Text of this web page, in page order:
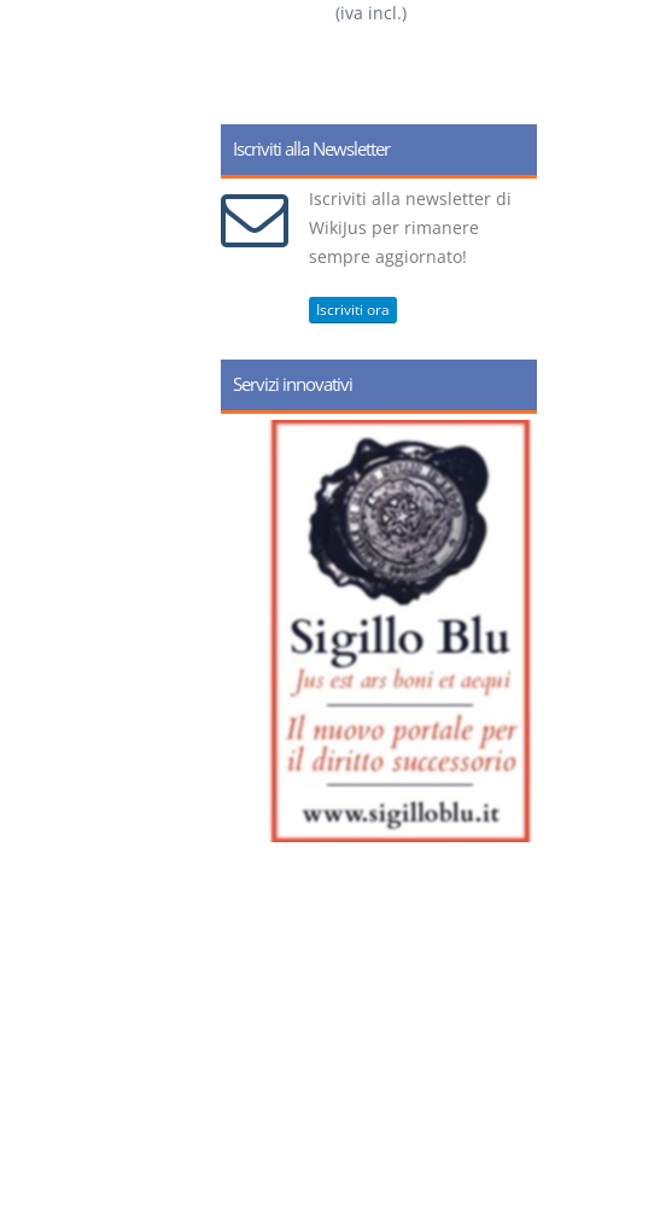
(iva incl.)
Iscriviti alla Newsletter
Iscriviti alla newsletter di
WikiJus per rimanere
sempre aggiornato!
Iscriviti ora
Servizi innovativi